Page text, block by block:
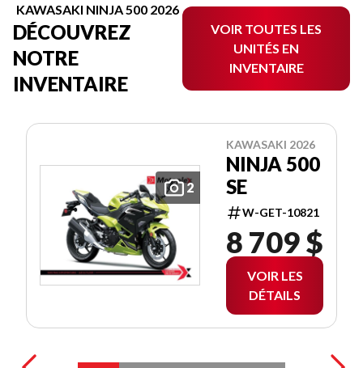
KAWASAKI NINJA 500 2026
DÉCOUVREZ
NOTRE
INVENTAIRE
VOIR TOUTES LES
UNITÉS EN
INVENTAIRE
2
KAWASAKI 2026
NINJA 500
SE
W-GET-10821
8 709 $
VOIR LES
DÉTAILS